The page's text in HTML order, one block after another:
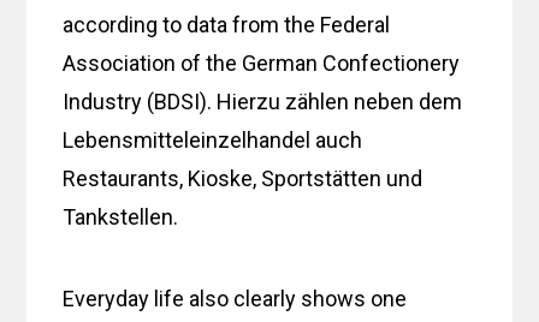
according to data from the Federal
Association of the German Confectionery
Industry (BDSI). Hierzu zählen neben dem
Lebensmitteleinzelhandel auch
Restaurants, Kioske, Sportstätten und
Tankstellen.
Everyday life also clearly shows one